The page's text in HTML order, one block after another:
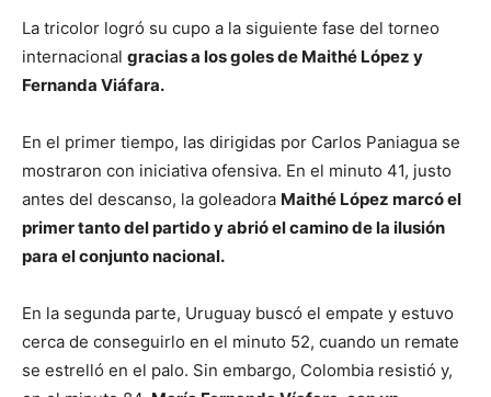
La tricolor logró su cupo a la siguiente fase del torneo
internacional gracias a los goles de Maithé López y
Fernanda Viáfara.
En el primer tiempo, las dirigidas por Carlos Paniagua se
mostraron con iniciativa ofensiva. En el minuto 41, justo
antes del descanso, la goleadora Maithé López marcó el
primer tanto del partido y abrió el camino de la ilusión
para el conjunto nacional.
En la segunda parte, Uruguay buscó el empate y estuvo
cerca de conseguirlo en el minuto 52, cuando un remate
se estrelló en el palo. Sin embargo, Colombia resistió y,